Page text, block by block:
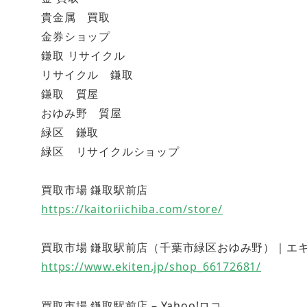
貴金属 買取
金券ショップ
鎌取 リサイクル
リサイクル 鎌取
鎌取 質屋
おゆみ野 質屋
緑区 鎌取
緑区 リサイクルショップ
買取市場 鎌取駅前店
https://kaitoriichiba.com/store/
買取市場 鎌取駅前店（千葉市緑区おゆみ野）｜
https://www.ekiten.jp/shop_66172681/